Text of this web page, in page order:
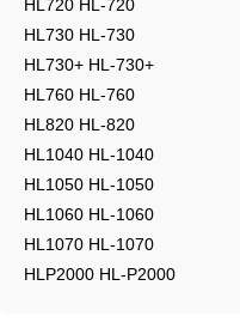
HL720 HL-720
HL730 HL-730
HL730+ HL-730+
HL760 HL-760
HL820 HL-820
HL1040 HL-1040
HL1050 HL-1050
HL1060 HL-1060
HL1070 HL-1070
HLP2000 HL-P2000